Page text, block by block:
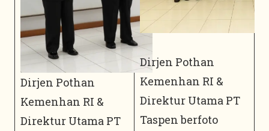
Dirjen Pothan
Kemenhan RI &
Direktur Utama PT
Dirjen Pothan
Kemenhan RI &
Direktur Utama PT
Taspen berfoto